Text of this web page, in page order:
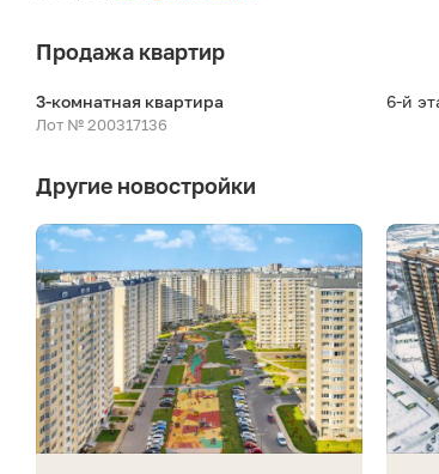
Продажа квартир
3-комнатная квартира
Лот № 200317136
6-й
Другие новостройки